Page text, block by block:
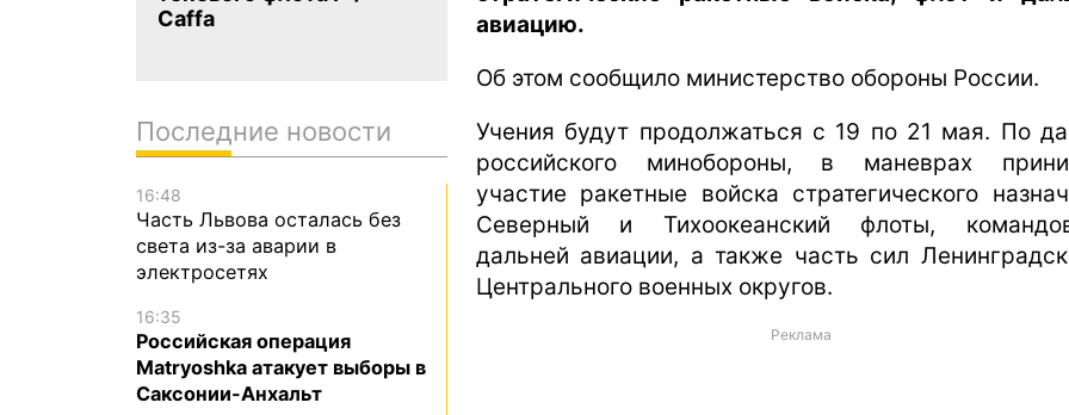
авиацию.
Об этом сообщило министерство обороны России.
Учения будут продолжаться с 19 по 21 мая. По
российского минобороны, в маневрах
участие ракетные войска стратегического
Северный и Тихоокеанский флоты,
дальней авиации, а также часть сил
Центрального военных округов.
Реклама
Caffa
Последние новости
16:48
Часть Львова осталась без
света из-за аварии в
электросетях
16:35
Российская операция
Matryoshka атакует выборы в
Саксонии-Анхальт